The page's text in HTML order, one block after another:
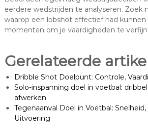
eerdere wedstrijden te analyseren. Zoek
waarop een lobshot effectief had kunnen
momenten om je vaardigheden te
Gerelateerde
Dribble Shot Doelpunt: Controle,
Solo-inspanning doel in voetbal:
afwerken
Tegenaanval Doel in Voetbal:
Uitvoering